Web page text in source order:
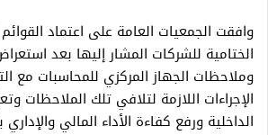
وافقت الجمعيات العامة على اعتماد
الختامية للشركات المشار إليها بعد
وملاحظات الجهاز المركزي للمحاسبات مع
الإجراءات اللازمة لتلافي تلك الملاحظات
الداخلية ورفع كفاءة الأداء المالي